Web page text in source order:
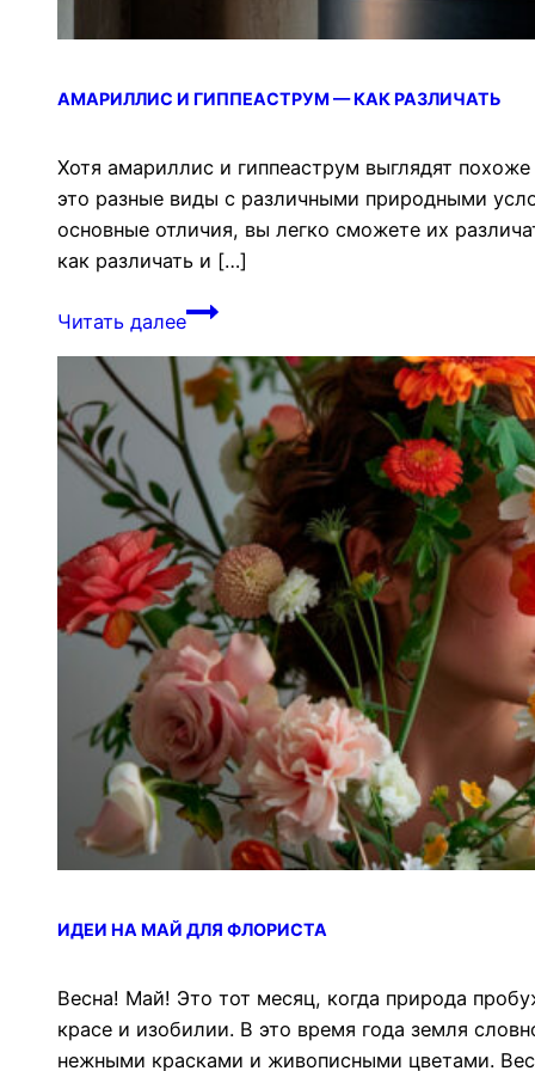
АМАРИЛЛИС И ГИППЕАСТРУМ — КАК РАЗЛИЧАТЬ
Хотя амариллис и гиппеаструм выглядят
это разные виды с различными природными
основные отличия, вы легко сможете их
как различать и […]
Читать далееАмариллис
гиппеаструм
—
как
различать
ИДЕИ НА МАЙ ДЛЯ ФЛОРИСТА
Весна! Май! Это тот месяц, когда природа
красе и изобилии. В это время года земля
нежными красками и живописными цветами.